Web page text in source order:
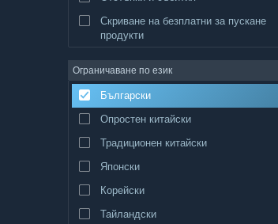
Скриване на безплатни за пускане
продукти
Ограничаване по език
Български
Опростен китайски
Традиционен китайски
Японски
Корейски
Тайландски